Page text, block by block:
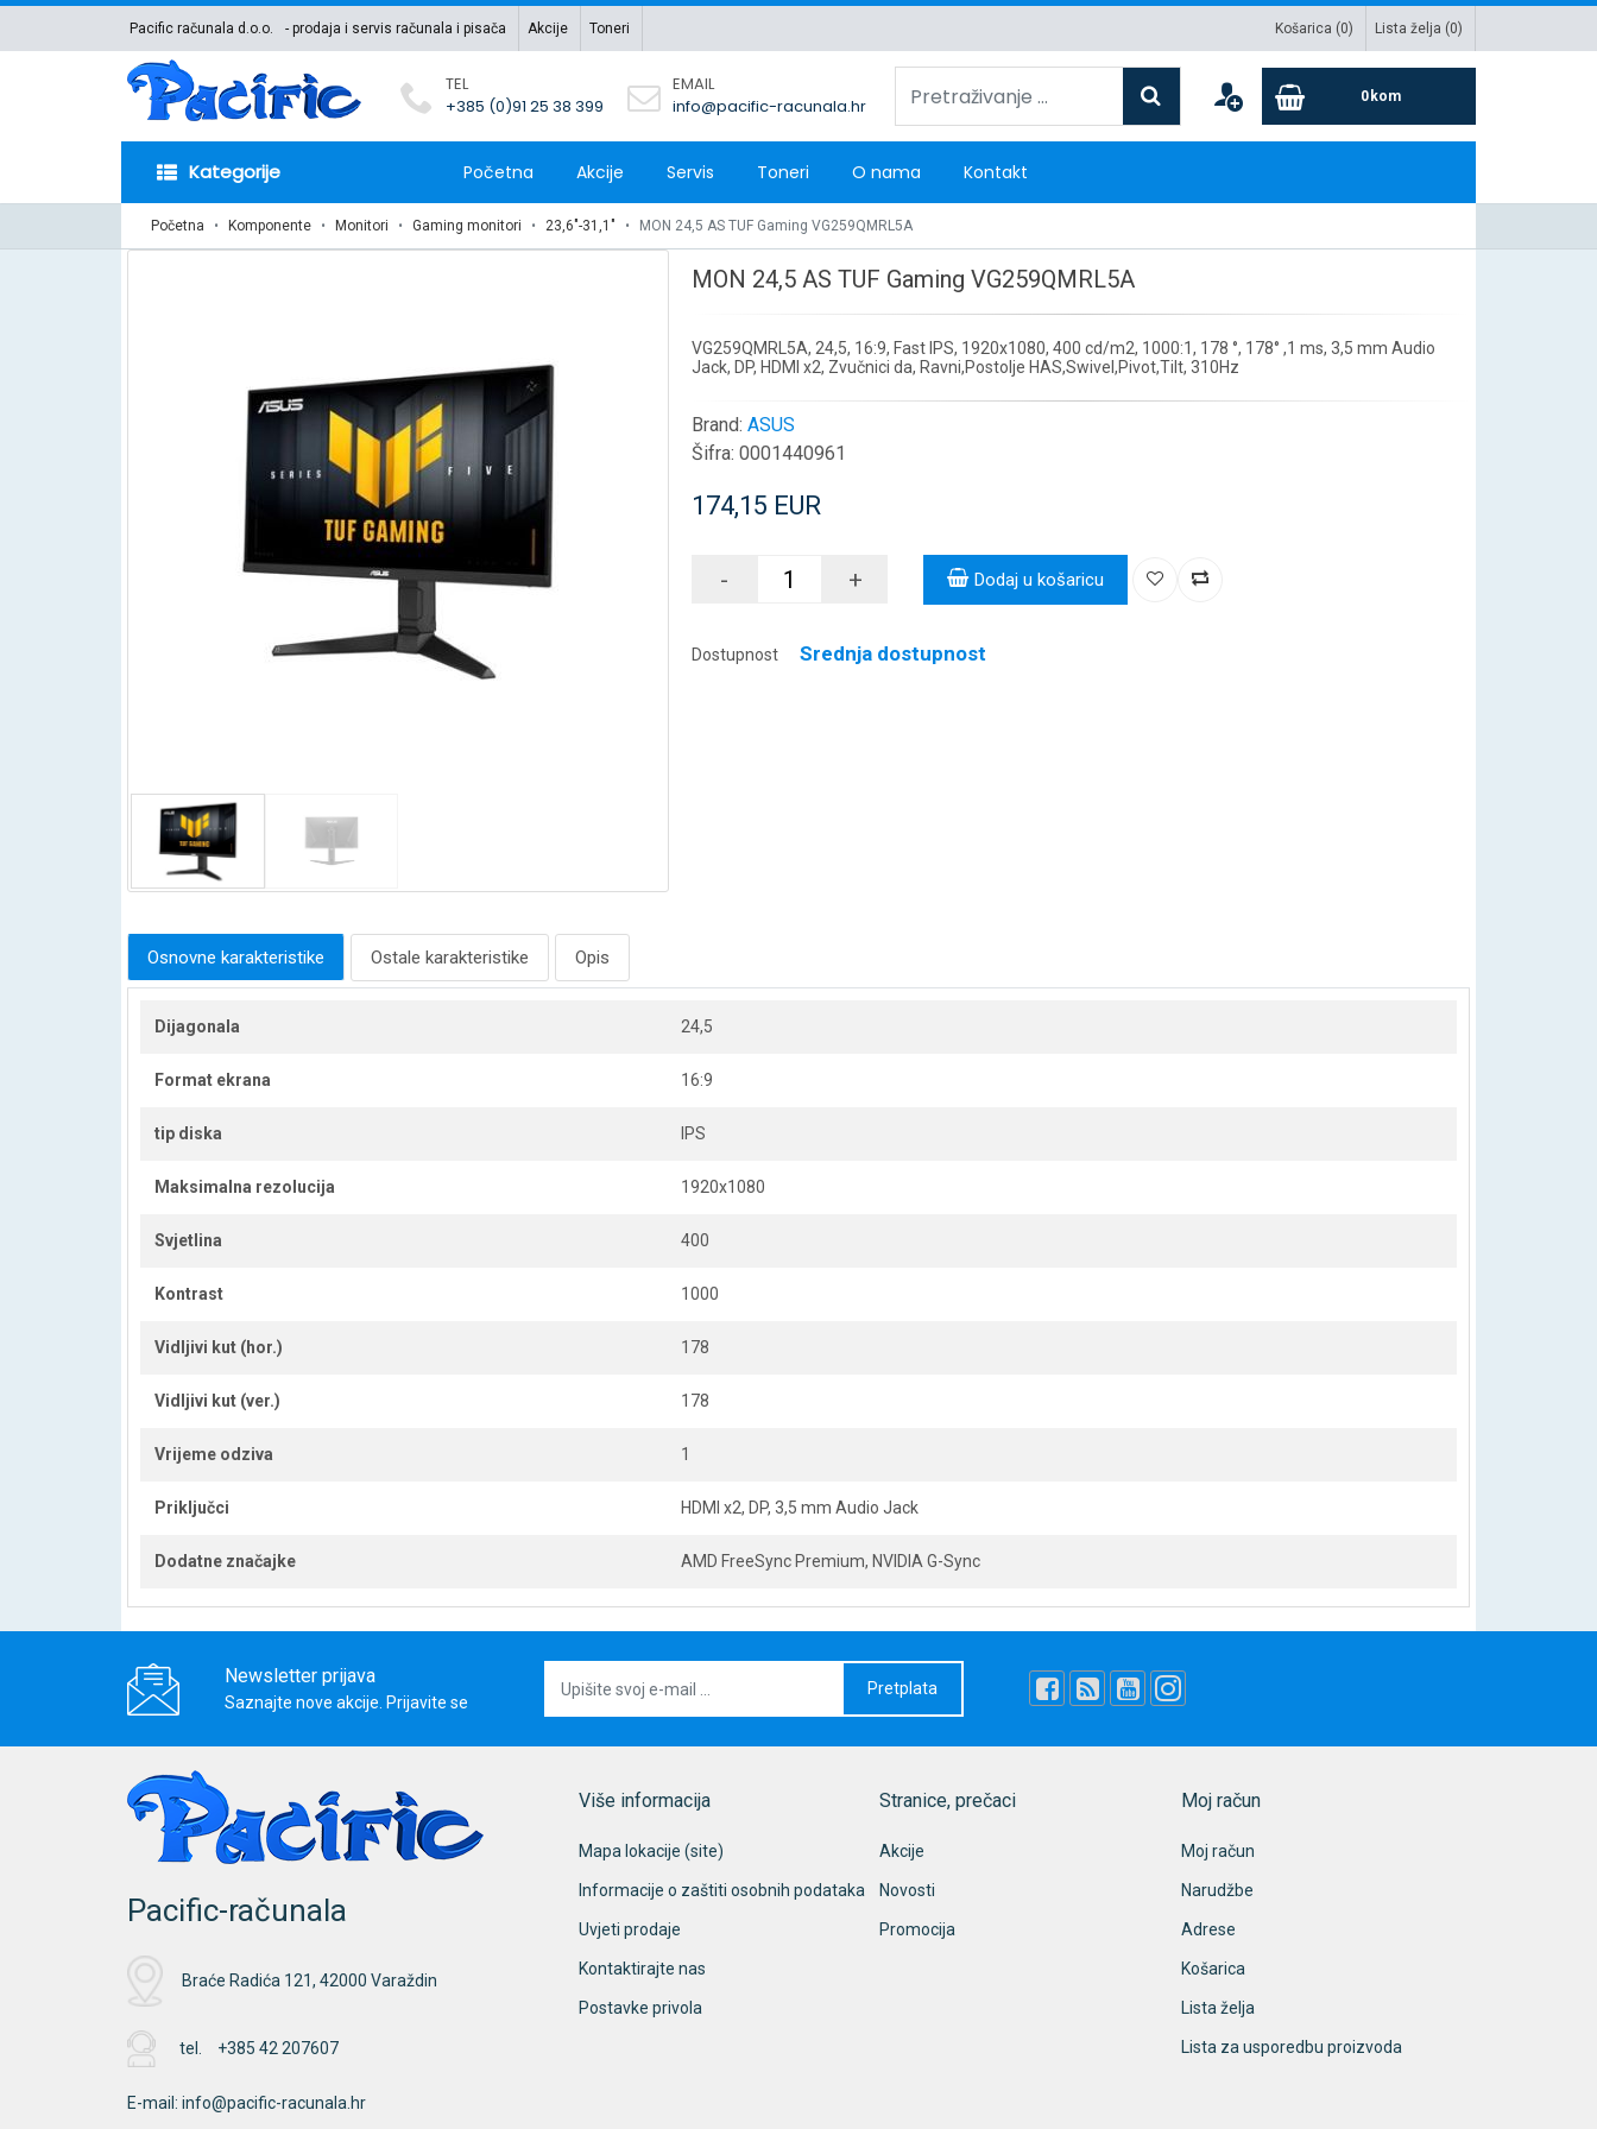
Pacific računala d.o.o. - prodaja i servis računala i pisača Akcije Toneri Košarica (0) Lista želja (0)
TEL
+385 (0)91 25 38 399
EMAIL
info@pacific-racunala.hr
0 kom
Kategorije Početna Akcije Servis Toneri O nama Kontakt
Početna Komponente Monitori Gaming monitori 23,6"-31,1" MON 24,5 AS TUF Gaming VG259QMRL5A
MON 24,5 AS TUF Gaming VG259QMRL5A
VG259QMRL5A, 24,5, 16:9, Fast IPS, 1920x1080, 400 cd/m2, 1000:1, 178 °, 178° ,1 ms, 3,5 mm Audio
Jack, DP, HDMI x2, Zvučnici da, Ravni,Postolje HAS,Swivel,Pivot,Tilt, 310Hz
Brand: ASUS
Šifra: 0001440961
174,15 EUR
- + Dodaj u košaricu
Dostupnost Srednja dostupnost
Osnovne karakteristike Ostale karakteristike Opis
Dijagonala 24,5
Format ekrana 16:9
tip diska IPS
Maksimalna rezolucija 1920x1080
Svjetlina 400
Kontrast 1000
Vidljivi kut (hor.) 178
Vidljivi kut (ver.) 178
Vrijeme odziva 1
Priključci HDMI x2, DP, 3,5 mm Audio Jack
Dodatne značajke AMD FreeSync Premium, NVIDIA G-Sync
Newsletter prijava
Saznajte nove akcije. Prijavite se
Pretplata
Pacific-računala
Braće Radića 121, 42000 Varaždin
tel. +385 42 207607
E-mail: info@pacific-racunala.hr
Više informacija
Mapa lokacije (site)
Informacije o zaštiti osobnih podataka
Uvjeti prodaje
Kontaktirajte nas
Postavke privola
Stranice, prečaci
Akcije
Novosti
Promocija
Moj račun
Moj račun
Narudžbe
Adrese
Košarica
Lista želja
Lista za usporedbu proizvoda